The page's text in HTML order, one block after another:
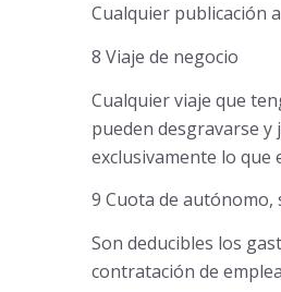
Cualquier publicación
8 Viaje de negocio
Cualquier viaje que
pueden desgravarse y
exclusivamente lo que
9 Cuota de autónomo,
Son deducibles los
contratación de